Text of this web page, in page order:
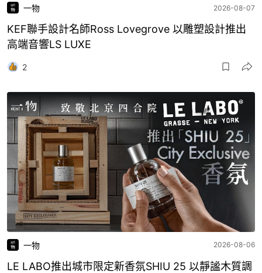
一物 2026-08-07
KEF聯手設計名師Ross Lovegrove 以雕塑設計推出
高端音響LS LUXE
2
一物 2026-08-06
LE LABO推出城市限定新香氛SHIU 25 以靜謐木質調